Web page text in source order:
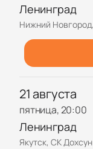
Ленинград
21 августа
пятница, 20:00
Ленинград
Якутск, СК Дохсун